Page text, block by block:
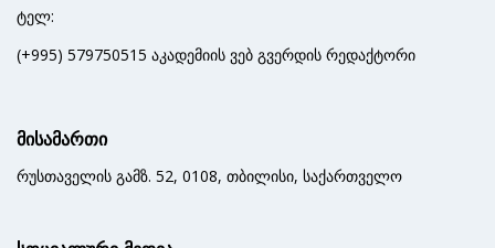
ტელ:
(+995) 579750515 აკადემიის ვებ გვერდის რედაქტორი
მისამართი
რუსთაველის გამზ. 52, 0108, თბილისი, საქართველო